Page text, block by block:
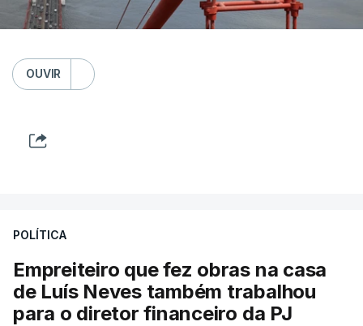
OUVIR
POLÍTICA
Empreiteiro que fez obras na casa
de Luís Neves também trabalhou
para o diretor financeiro da PJ